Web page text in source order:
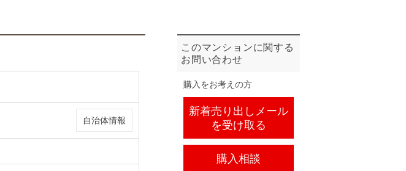
自治体情報
このマンションに関する
お問い合わせ
購入をお考えの方
新着売り出しメール
を受け取る
購入相談